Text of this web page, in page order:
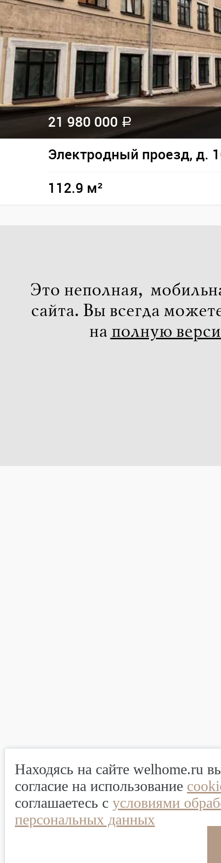
21 980 000 a
Электродный проезд, д.
112.9 м²
Это неполная,
сайта. Вы всегда
на полную
Находясь на сайте welhome.ru
согласие на использование
соглашаетесь с условиями
персональных данных